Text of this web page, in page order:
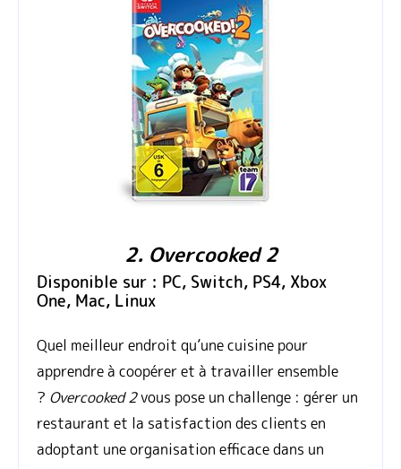
2. Overcooked 2
Disponible sur : PC, Switch, PS4, Xbox
One, Mac, Linux
Quel meilleur endroit qu’une cuisine pour
apprendre à coopérer et à travailler ensemble
? Overcooked 2vous pose un challenge : gérer un
restaurant et la satisfaction des clients en
adoptant une organisation efficace dans un